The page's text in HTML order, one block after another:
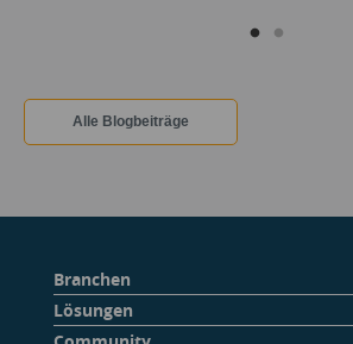
Alle Blogbeiträge
Branchen
Lösungen